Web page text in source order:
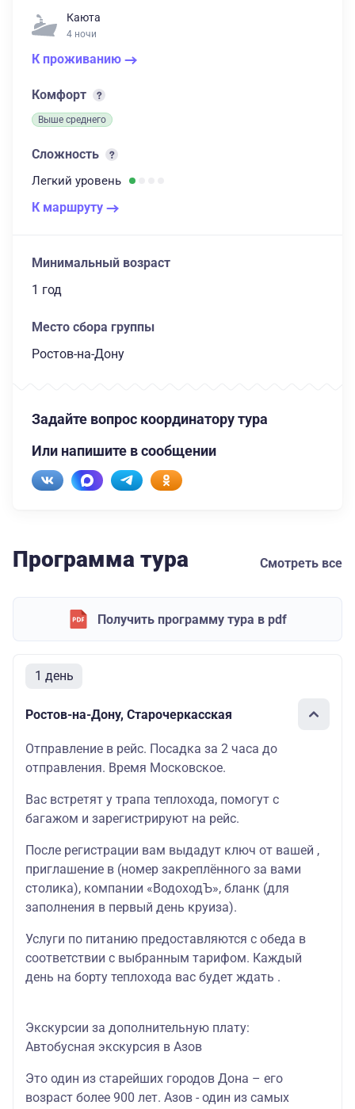
Каюта
4 ночи
К проживанию
Комфорт
Выше среднего
Сложность
Легкий уровень
К маршруту
Минимальный возраст
1 год
Место сбора группы
Ростов-на-Дону
Задайте вопрос координатору тура
Или напишите в сообщении
Программа тура Смотреть все
Получить программу тура в pdf
1 день
Ростов-на-Дону, Старочеркасская
Отправление в рейс. Посадка за 2 часа до
отправления. Время Московское.
Вас встретят у трапа теплохода, помогут с
багажом и зарегистрируют на рейс.
После регистрации вам выдадут ключ от вашей ,
приглашение в (номер закреплённого за вами
столика), компании «ВодоходЪ», бланк (для
заполнения в первый день круиза).
Услуги по питанию предоставляются с обеда в
соответствии с выбранным тарифом. Каждый
день на борту теплохода вас будет ждать .
Экскурсии за дополнительную плату:
Автобусная экскурсия в Азов
Это один из старейших городов Дона – его
возраст более 900 лет. Азов - один из самых